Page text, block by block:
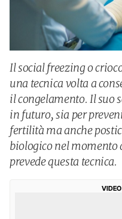
Il social freezing o
una tecnica volta a
il congelamento. Il suo
in futuro, sia per
fertilità ma anche
biologico nel momento
prevede questa tecnica.